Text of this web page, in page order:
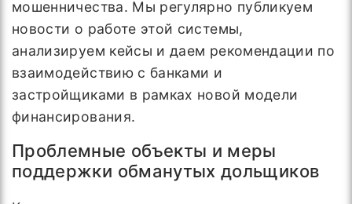
мошенничества. Мы регулярно публикуем
новости о работе этой системы,
анализируем кейсы и даем рекомендации по
взаимодействию с банками и
застройщиками в рамках новой модели
финансирования.
Проблемные объекты и меры
поддержки обманутых дольщиков